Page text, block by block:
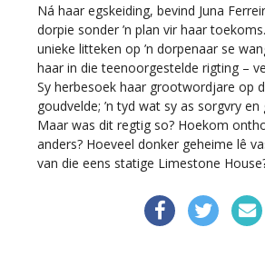
Ná haar egskeiding, bevind Juna
dorpie sonder ’n plan vir haar
unieke litteken op ’n dorpenaar se
haar in die teenoorgestelde rigting –
Sy herbesoek haar grootwordjare op
goudvelde; ’n tyd wat sy as sorgvry
Maar was dit regtig so? Hoekom
anders? Hoeveel donker geheime lê
van die eens statige Limestone